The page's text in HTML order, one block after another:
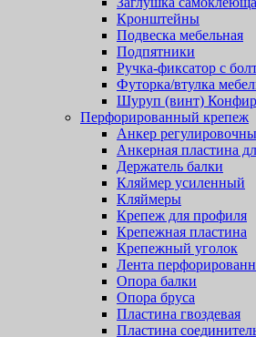
Кронштейны
Подвеска мебельная
Подпятники
Ручка-фиксатор с
Футорка/втулка
Шуруп (винт)
Перфорированный крепеж
Анкер
Анкерная пластина
Держатель балки
Кляймер усиленный
Кляймеры
Крепеж для профиля
Крепежная пластина
Крепежный уголок
Лента
Опора балки
Опора бруса
Пластина гвоздевая
Пластина